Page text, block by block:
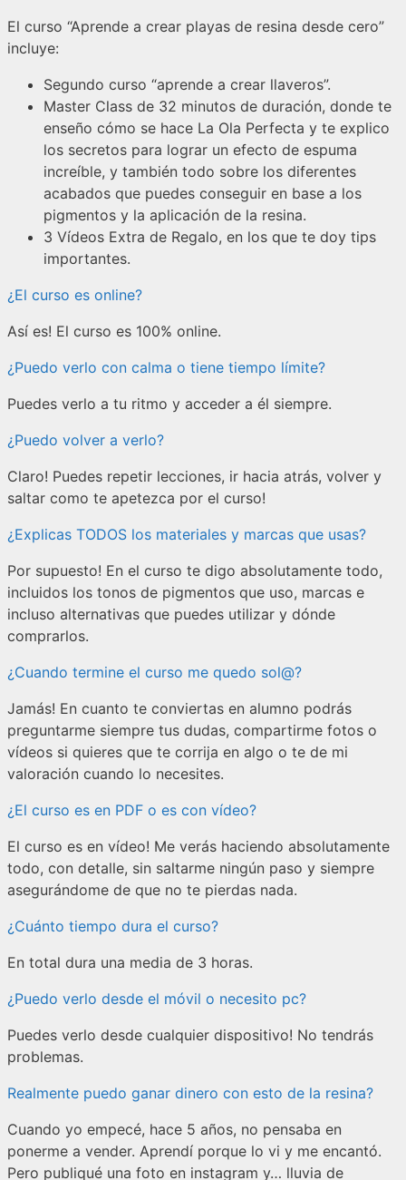
El curso “Aprende a crear playas de resina desde cero”
incluye:
Segundo curso “aprende a crear llaveros”.
Master Class de 32 minutos de duración, donde te
enseño cómo se hace La Ola Perfecta y te explico
los secretos para lograr un efecto de espuma
increíble, y también todo sobre los diferentes
acabados que puedes conseguir en base a los
pigmentos y la aplicación de la resina.
3 Vídeos Extra de Regalo, en los que te doy tips
importantes.
¿El curso es online?
Así es! El curso es 100% online.
¿Puedo verlo con calma o tiene tiempo límite?
Puedes verlo a tu ritmo y acceder a él siempre.
¿Puedo volver a verlo?
Claro! Puedes repetir lecciones, ir hacia atrás, volver y
saltar como te apetezca por el curso!
¿Explicas TODOS los materiales y marcas que usas?
Por supuesto! En el curso te digo absolutamente todo,
incluidos los tonos de pigmentos que uso, marcas e
incluso alternativas que puedes utilizar y dónde
comprarlos.
¿Cuando termine el curso me quedo sol@?
Jamás! En cuanto te conviertas en alumno podrás
preguntarme siempre tus dudas, compartirme fotos o
vídeos si quieres que te corrija en algo o te de mi
valoración cuando lo necesites.
¿El curso es en PDF o es con vídeo?
El curso es en vídeo! Me verás haciendo absolutamente
todo, con detalle, sin saltarme ningún paso y siempre
asegurándome de que no te pierdas nada.
¿Cuánto tiempo dura el curso?
En total dura una media de 3 horas.
¿Puedo verlo desde el móvil o necesito pc?
Puedes verlo desde cualquier dispositivo! No tendrás
problemas.
Realmente puedo ganar dinero con esto de la resina?
Cuando yo empecé, hace 5 años, no pensaba en
ponerme a vender. Aprendí porque lo vi y me encantó.
Pero publiqué una foto en instagram y… lluvia de